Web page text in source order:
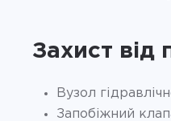
Захист від
Вузол
Запобіжний